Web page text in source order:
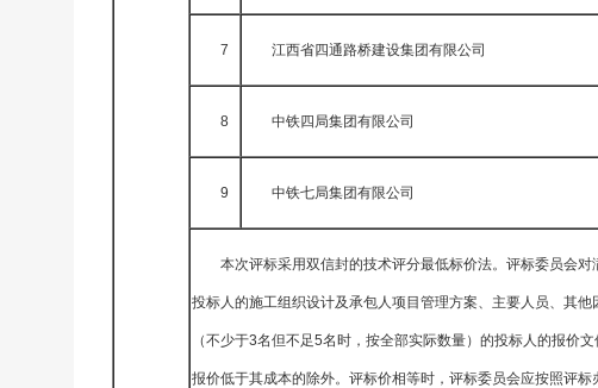
7 江西省四通路桥建设集团有限公司
8 中铁四局集团有限公司
9 中铁七局集团有限公司
本次评标采用双信封的技术评分最低标价法。评标委员会
投标人的施工组织设计及承包人项目管理方案、主要人员、其
（不少于3名但不足5名时，按全部实际数量）的投标人的报价
报价低于其成本的除外。评标价相等时，评标委员会应按照评